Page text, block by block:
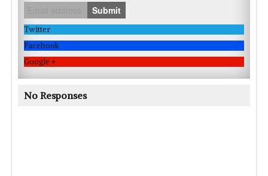
Submit
Twitter
Facebook
Google +
No Responses